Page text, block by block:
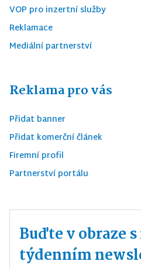
VOP pro inzertní služby
Reklamace
Mediální partnerství
Reklama pro vás
Přidat banner
Přidat komerční článek
Firemní profil
Partnerství portálu
Buďte v obraze
týdenním